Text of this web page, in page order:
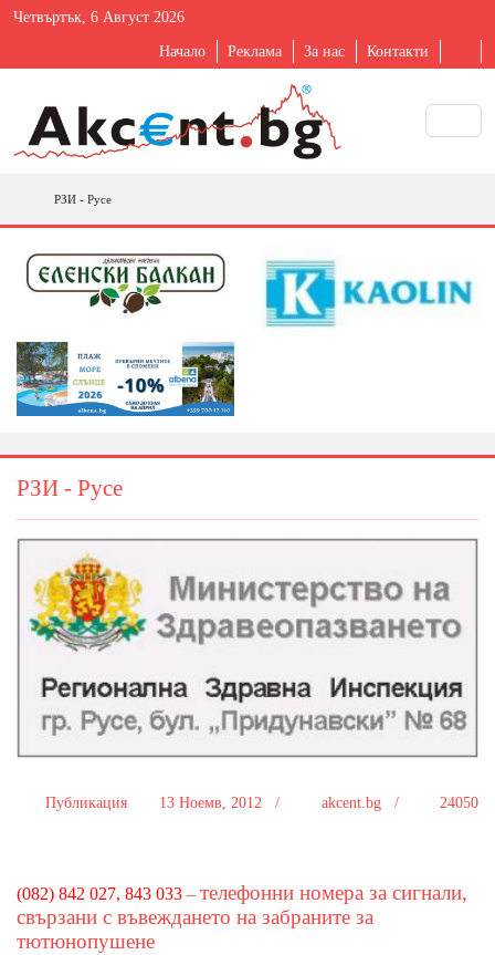
Четвъртък, 6 Август 2026
Начало Реклама За нас Контакти
РЗИ - Русе
РЗИ - Русе
Публикация 13 Ноемв, 2012 / akcent.bg / 24050
(082) 842 027, 843 033 – телефонни номера за сигнали,
свързани с въвеждането на забраните за
тютюнопушене